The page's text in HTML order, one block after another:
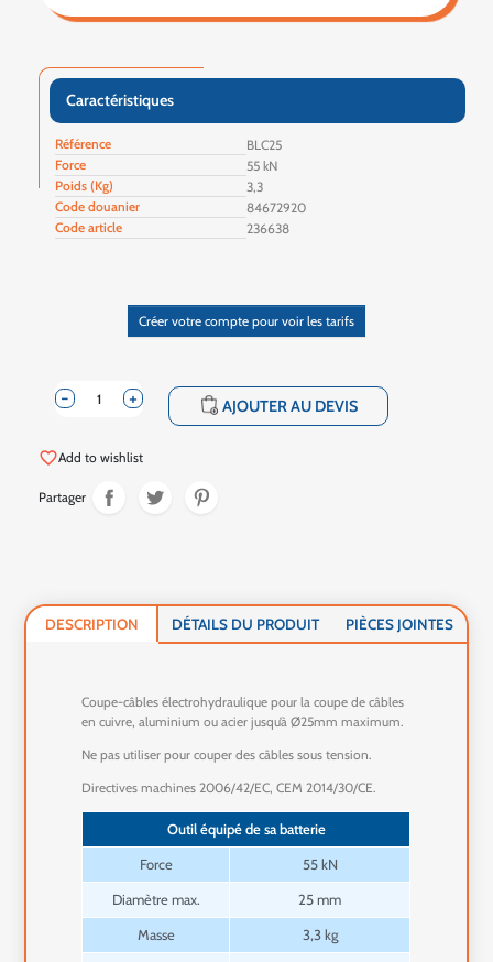
Caractéristiques
Référence
BLC25
Force
55 kN
Poids (Kg)
3,3
Code douanier
84672920
Code article
236638
Créer votre compte pour voir les tarifs
+
- shopping_cart AJOUTER AU DEVIS
favorite_borderAdd to wishlist
Partager
DESCRIPTION DÉTAILS DU PRODUIT PIÈCES JOINTES
Coupe-câbles électrohydraulique pour la coupe de câbles
en cuivre, aluminium ou acier jusqu’à Ø25mm maximum.
Ne pas utiliser pour couper des câbles sous tension.
Directives machines 2006/42/EC, CEM 2014/30/CE.
Outil équipé de sa batterie
Force
55 kN
Diamètre max.
25 mm
Masse
3,3 kg